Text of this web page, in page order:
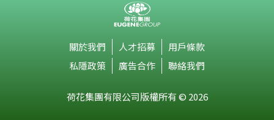
關於我們 人才招募
用戶條款
私隱政策
廣告合作 聯絡我們
荷花集團有限公司版權所有 © 2026